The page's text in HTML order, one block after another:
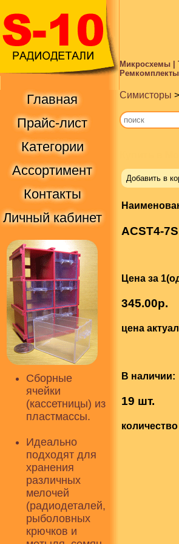
Микросхемы |
Главная
Прайс-лист
Категории
Ассортимент
Контакты
Личный кабинет
Сборные
ячейки
(кассетницы) из
пластмассы.
Идеально
подходят для
хранения
различных
мелочей
(радиодеталей,
рыболовных
крючков и
Симисторы >
Добавить в
ACST4-
Цена за
345.00р.
цена
В наличии:
19 шт.